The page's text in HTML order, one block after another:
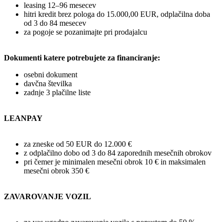
leasing 12–96 mesecev
hitri kredit brez pologa do 15.000,00 EUR, odplačilna doba
od 3 do 84 mesecev
za pogoje se pozanimajte pri prodajalcu
Dokumenti katere potrebujete za financiranje:
osebni dokument
davčna številka
zadnje 3 plačilne liste
LEANPAY
za zneske od 50 EUR do 12.000 €
z odplačilno dobo od 3 do 84 zaporednih mesečnih obrokov
pri čemer je minimalen mesečni obrok 10 € in maksimalen
mesečni obrok 350 €
ZAVAROVANJE VOZIL